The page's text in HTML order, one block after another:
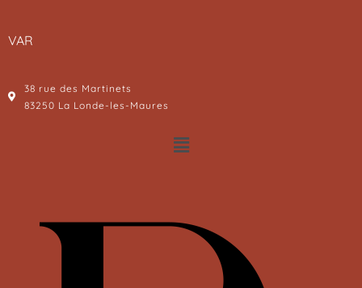
VAR
38 rue des Martinets
83250 La Londe-les-Maures